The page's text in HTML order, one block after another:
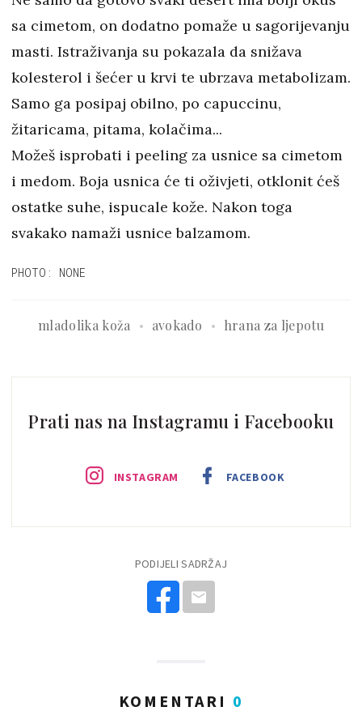
sa cimetom, on dodatno pomaže u sagorijevanju
masti. Istraživanja su pokazala da snižava
kolesterol i šećer u krvi te ubrzava metabolizam.
Samo ga posipaj obilno, po capuccinu,
žitaricama, pitama, kolačima...
Možeš isprobati i peeling za usnice sa cimetom
i medom. Boja usnica će ti oživjeti, otklonit ćeš
ostatke suhe, ispucale kože. Nakon toga
svakako namaži usnice balzamom.
PHOTO: NONE
mladolika koža avokado hrana za ljepotu
Prati nas na Instagramu i Facebooku
INSTAGRAM FACEBOOK
PODIJELI SADRŽAJ
KOMENTARI 0